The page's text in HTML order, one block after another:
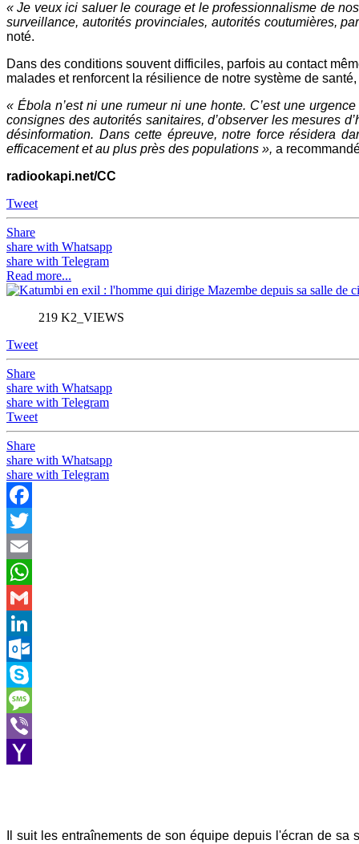
« Je veux ici saluer le courage et le professionnalisme de
surveillance, autorités provinciales, autorités coutumières,
noté.
Dans des conditions souvent difficiles, parfois au contact
malades et renforcent la résilience de notre système de
« Ébola n’est ni une rumeur ni une honte. C’est une
consignes des autorités sanitaires, d’observer les mesures
désinformation. Dans cette épreuve, notre force résidera
efficacement et au plus près des populations », a
radiookapi.net/CC
Tweet
Share
share with Whatsapp
share with Telegram
Read more...
219 K2_VIEWS
Tweet
Share
share with Whatsapp
share with Telegram
Tweet
Share
share with Whatsapp
share with Telegram
Facebook
Twitter
Email
WhatsApp
Gmail
LinkedIn
Outlook.com
Skype
Message
Viber
Il suit les entraînements de son équipe depuis l'écran de